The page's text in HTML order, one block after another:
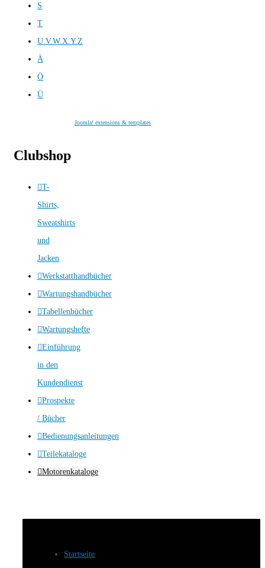
S
T
U.V.W.X.Y.Z
Ä
Ö
Ü
Joomla! extensions & templates
Clubshop
T-
Shirts,
Sweatshirts
und
Jacken
Werkstatthandbücher
Wartungshandbücher
Tabellenbücher
Wartungshefte
Einführung
in den
Kundendienst
Prospekte
/ Bücher
Bedienungsanleitungen
Teilekataloge
Motorenkataloge
Startseite